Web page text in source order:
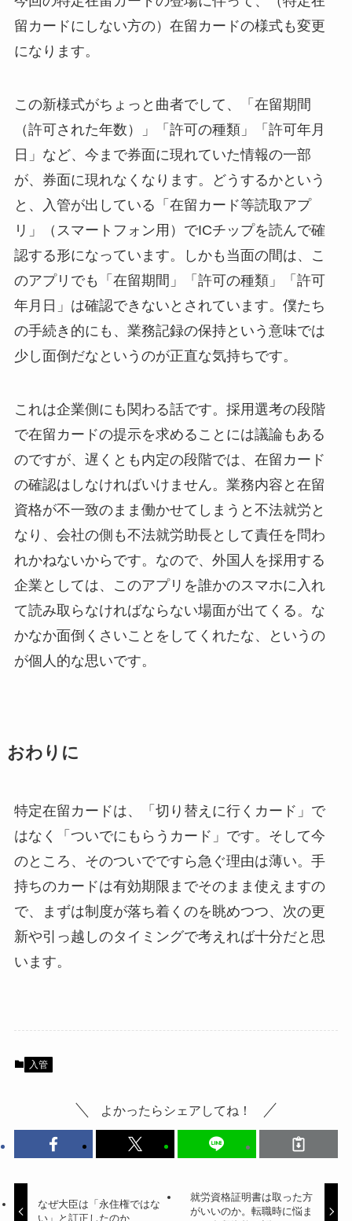
留カードにしない方の）在留カードの様式も変更
になります。
この新様式がちょっと曲者でして、「在留期間
（許可された年数）」「許可の種類」「許可年月
日」など、今まで券面に現れていた情報の一部
が、券面に現れなくなります。どうするかという
と、入管が出している「在留カード等読取アプ
リ」（スマートフォン用）でICチップを読んで確
認する形になっています。しかも当面の間は、こ
のアプリでも「在留期間」「許可の種類」「許可
年月日」は確認できないとされています。僕たち
の手続き的にも、業務記録の保持という意味では
少し面倒だなというのが正直な気持ちです。
これは企業側にも関わる話です。採用選考の段階
で在留カードの提示を求めることには議論もある
のですが、遅くとも内定の段階では、在留カード
の確認はしなければいけません。業務内容と在留
資格が不一致のまま働かせてしまうと不法就労と
なり、会社の側も不法就労助長として責任を問わ
れかねないからです。なので、外国人を採用する
企業としては、このアプリを誰かのスマホに入れ
て読み取らなければならない場面が出てくる。な
かなか面倒くさいことをしてくれたな、というの
が個人的な思いです。
おわりに
特定在留カードは、「切り替えに行くカード」で
はなく「ついでにもらうカード」です。そして今
のところ、そのついでですら急ぐ理由は薄い。手
持ちのカードは有効期限までそのまま使えますの
で、まずは制度が落ち着くのを眺めつつ、次の更
新や引っ越しのタイミングで考えれば十分だと思
います。
入管
よかったらシェアしてね！
なぜ大臣は「永住権ではな
い」と訂正したのか
就労資格証明書は取った方
がいいのか。転職時に悩ま